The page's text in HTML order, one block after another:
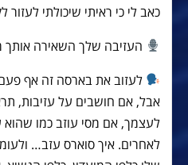
כאב לי כי ראיתי שיכולתי לעזור
העזיבה שלך השאירה אותך
לעזוב את בארסה זה אף
אבל, אם חושבים על עזיבות,
לעצמך, אם מסי עוזב כמו שהוא
לאחרים. איך סוארס עזב…